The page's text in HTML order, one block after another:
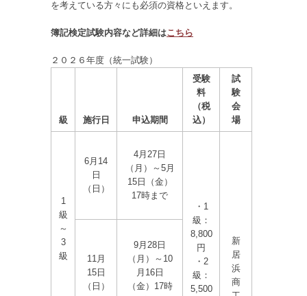
を考えている方々にも必須の資格といえます。
簿記検定試験内容など詳細はこちら
２０２６年度（統一試験）
級 施行日 申込期間
受験
料
（税
込）
試
験
会
場
1
級
～
3
級
6月14
日
（日）
4月27日
（月）～5月
15日（金）
17時まで
・1
級：
8,800
円
・2
級：
5,500
新
居
浜
商
11月
15日
（日）
9月28日
（月）～10
月16日
（金）17時